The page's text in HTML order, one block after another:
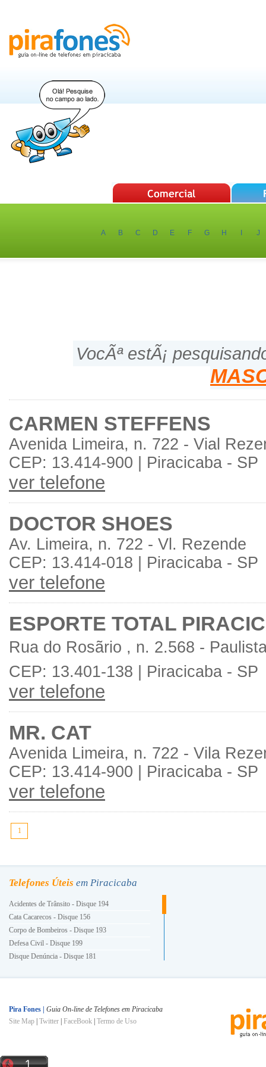
A B C D E F G H J
VocÃª estÃ¡
CARMEN STEFFENS
Avenida Limeira, n. 722 - Vial
CEP: 13.414-900 | Piracicaba - SP
ver telefone
DOCTOR SHOES
Av. Limeira, n. 722 - Vl. Rezende
CEP: 13.414-018 | Piracicaba - SP
ver telefone
ESPORTE TOTAL
Rua do Rosãrio , n. 2.568 -
CEP: 13.401-138 | Piracicaba - SP
ver telefone
MR. CAT
Avenida Limeira, n. 722 - Vila
CEP: 13.414-900 | Piracicaba - SP
ver telefone
1
Telefones Úteis em Piracicaba
Acidentes de Trânsito - Disque 194
Cata Cacarecos - Disque 156
Corpo de Bombeiros - Disque 193
Defesa Civil - Disque 199
Disque Denúncia - Disque 181
INSS - Disque 0800 780191
Ligue Luz - Disque 0800 101010
Prefeitura e Você - Disque 156
Pira Fones | Guia On-line de Telefones em Piracicaba
Site Map Twitter FaceBook Termo de Uso